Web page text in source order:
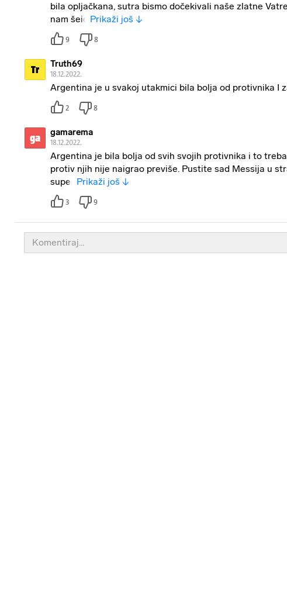
bila opljačkana, sutra bismo dočekivali naše zlatne
nam šeic Prikaži još ↓
9 8
Tr Truth69
18.12.2022.
Argentina je u svakoj utakmici bila bolja od protivnika I
2 8
ga gamarema
18.12.2022.
Argentina je bila bolja od svih svojih protivnika i to
protiv njih nije naigrao previše. Pustite sad Messija u
super Prikaži još ↓
3 9